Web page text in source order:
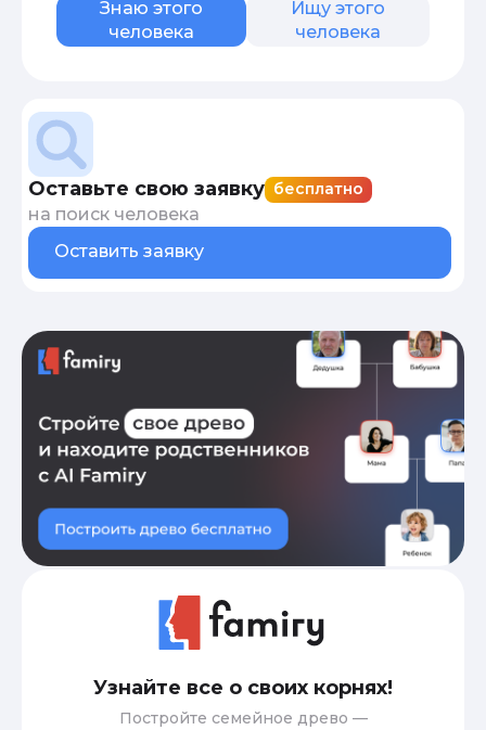
Знаю этого
человека
Ищу этого
человека
Оставьте свою заявку бесплатно
на поиск человека
Оставить заявку
Узнайте все о своих корнях!
Постройте семейное древо —